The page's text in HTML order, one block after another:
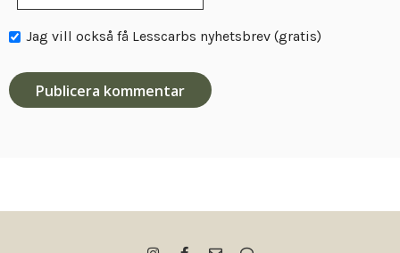
Jag vill också få Lesscarbs nyhetsbrev (gratis)